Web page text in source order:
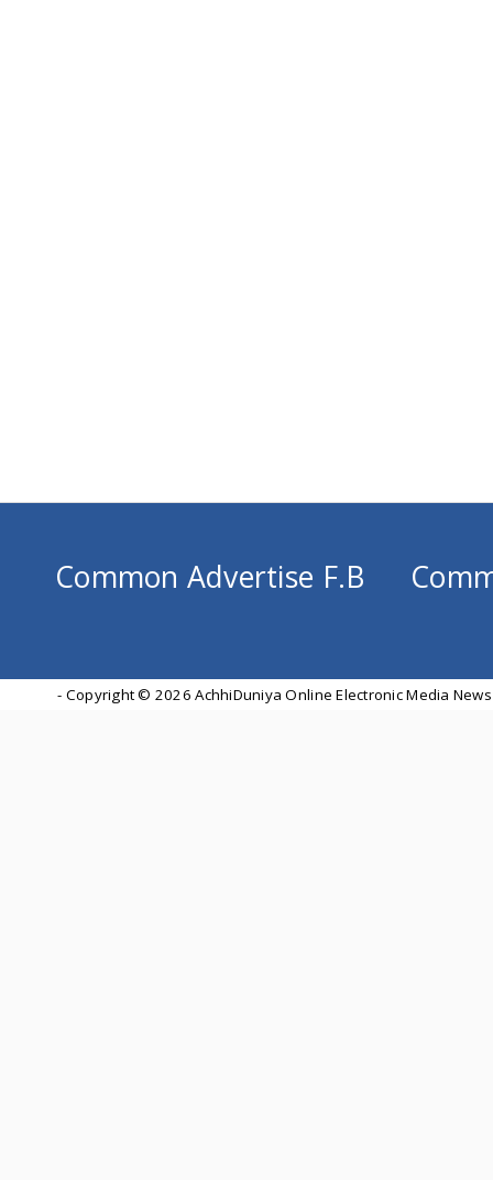
Common Advertise F.B
- Copyright © 2026 AchhiDuniya Online Electronic Media